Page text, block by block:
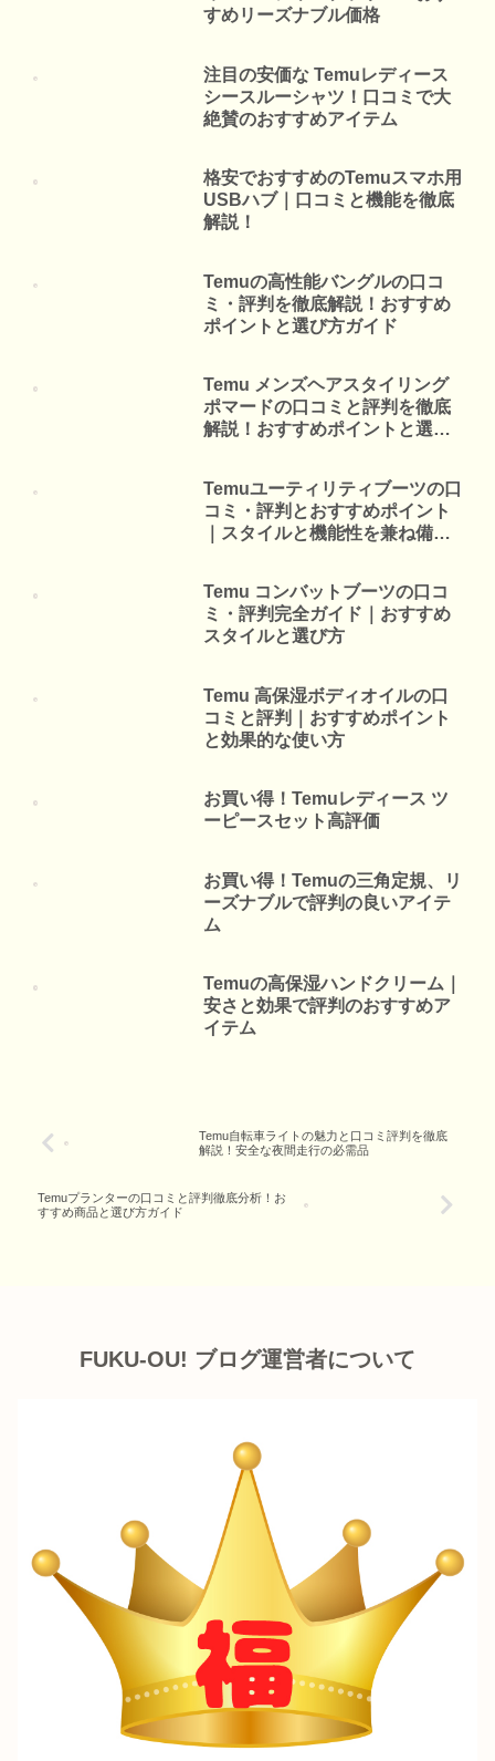
すめリーズナブル価格
注目の安価な Temuレディース
シースルーシャツ！口コミで大
絶賛のおすすめアイテム
格安でおすすめのTemuスマホ用
USBハブ｜口コミと機能を徹底
解説！
Temuの高性能バングルの口コ
ミ・評判を徹底解説！おすすめ
ポイントと選び方ガイド
Temu メンズヘアスタイリング
ポマードの口コミと評判を徹底
解説！おすすめポイントと選び
Temuユーティリティブーツの口
コミ・評判とおすすめポイント
｜スタイルと機能性を兼ね備え
Temu コンバットブーツの口コ
ミ・評判完全ガイド｜おすすめ
スタイルと選び方
Temu 高保湿ボディオイルの口
コミと評判｜おすすめポイント
と効果的な使い方
お買い得！Temuレディース ツ
ーピースセット高評価
お買い得！Temuの三角定規、リ
ーズナブルで評判の良いアイテ
ム
Temuの高保湿ハンドクリーム｜
安さと効果で評判のおすすめア
イテム
Temu自転車ライトの魅力と口コミ評判を徹底
解説！安全な夜間走行の必需品
Temuプランターの口コミと評判徹底分析！お
すすめ商品と選び方ガイド
FUKU-OU! ブログ運営者について